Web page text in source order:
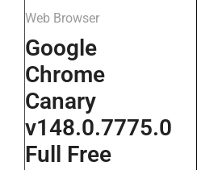
Web Browser
Google
Chrome
Canary
v148.0.7775.0
Full Free